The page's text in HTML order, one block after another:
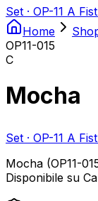
Set · OP-11 A
Home
OP11-015
C
Mocha
Set · OP-11 A
Mocha (OP11-
Disponibile su